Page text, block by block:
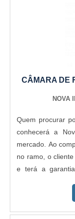
CÂMARA DE
NOVA
Quem procurar
conhecerá a
mercado. Ao
no ramo, o
e terá a garantia